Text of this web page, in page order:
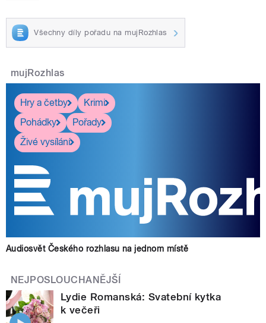
Všechny díly pořadu na mujRozhlas
mujRozhlas
Hry a četby
Krimi
Pohádky
Pořady
Živé vysílání
Audiosvět Českého rozhlasu na jednom místě
NEJPOSLOUCHANĚJŠÍ
Lydie Romanská: Svatební kytka
k večeři